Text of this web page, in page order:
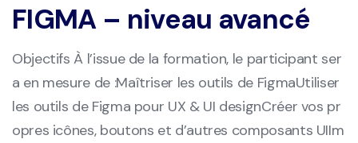
FIGMA – niveau avancé
Objectifs À l’issue de la formation, le participant ser
a en mesure de :Maîtriser les outils de FigmaUtiliser
les outils de Figma pour UX & UI designCréer vos pr
opres icônes, boutons et d’autres composants UIIm